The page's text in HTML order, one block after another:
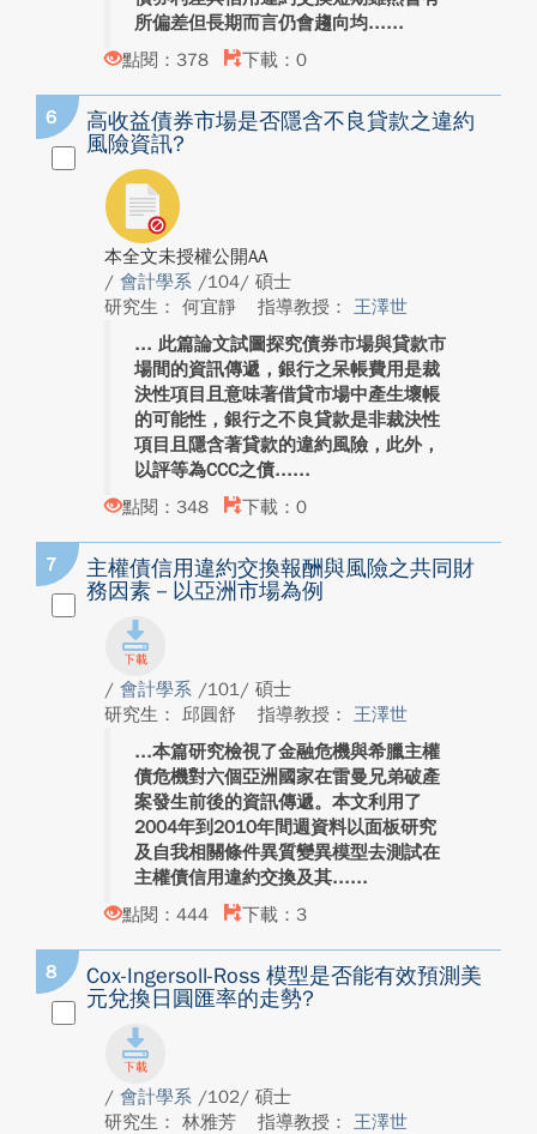
所偏差但長期而言仍會趨向均...
點閱：378
下載：0
6
高收益債券市場是否隱含不良貸款之違約
風險資訊?
本全文未授權公開AA
/ 會計學系 /104/ 碩士
研究生： 何宜靜
指導教授： 王澤世
此篇論文試圖探究債券市場與貸款市
場間的資訊傳遞，銀行之呆帳費用是裁
決性項目且意味著借貸市場中產生壞帳
的可能性，銀行之不良貸款是非裁決性
項目且隱含著貸款的違約風險，此外，
以評等為CCC之債...
點閱：348
下載：0
7
主權債信用違約交換報酬與風險之共同財
務因素－以亞洲市場為例
/ 會計學系 /101/ 碩士
研究生： 邱圓舒
指導教授： 王澤世
本篇研究檢視了金融危機與希臘主權
債危機對六個亞洲國家在雷曼兄弟破產
案發生前後的資訊傳遞。本文利用了
2004年到2010年間週資料以面板研究
及自我相關條件異質變異模型去測試在
主權債信用違約交換及其...
點閱：444
下載：3
8
Cox-Ingersoll-Ross 模型是否能有效預測美
元兌換日圓匯率的走勢?
/ 會計學系 /102/ 碩士
研究生： 林雅芳
指導教授： 王澤世